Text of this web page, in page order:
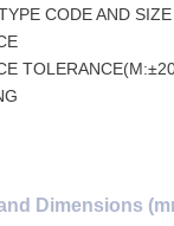
CODE AND
Dimensions